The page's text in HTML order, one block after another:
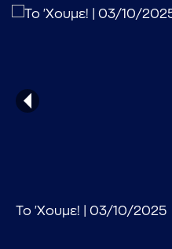
...πληκτρολογήστε
Το 'Χουμε! | 03/10/2025